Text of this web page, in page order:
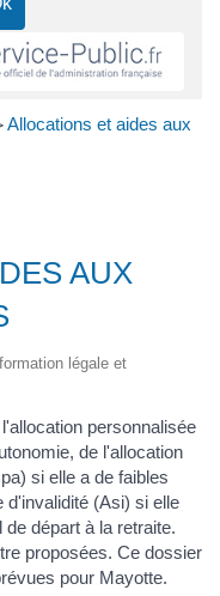
Allocations et aides aux
AUX
légale et
personnalisée
de l'allocation
si elle a de faibles
d'invalidité (Asi) si elle
départ à la retraite.
proposées. Ce dossier
pour Mayotte.